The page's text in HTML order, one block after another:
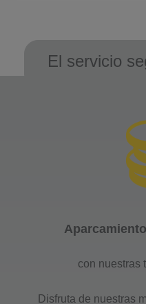
El servicio
con nuestras
Disfruta de nuestras